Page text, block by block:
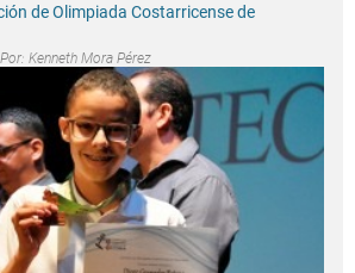
de Olimpiada Costarricense de
Kenneth Mora Pérez